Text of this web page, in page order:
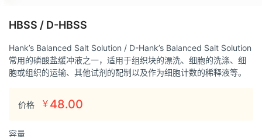
HBSS / D-HBSS
Hank’s Balanced Salt Solution / D-Hank’s Balanced Salt Solution
常用的磷酸盐缓冲液之一，适用于组织块的漂洗、细胞的洗涤、细
胞或组织的运输、其他试剂的配制以及作为细胞计数的稀释液等。
价格 ¥ 48.00
容量